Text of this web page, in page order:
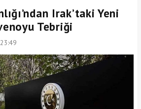
Irak’taki Yeni
Tebriği